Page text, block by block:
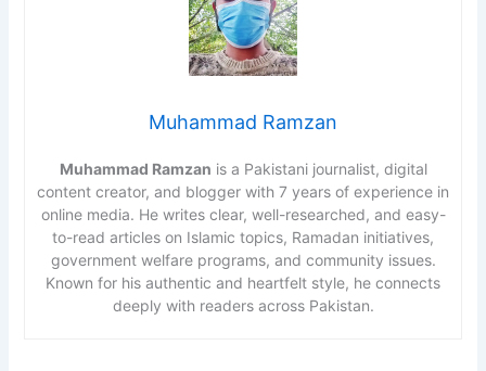
Muhammad Ramzan
Muhammad Ramzan is a Pakistani journalist, digital
content creator, and blogger with 7 years of experience in
online media. He writes clear, well-researched, and easy-
to-read articles on Islamic topics, Ramadan initiatives,
government welfare programs, and community issues.
Known for his authentic and heartfelt style, he connects
deeply with readers across Pakistan.